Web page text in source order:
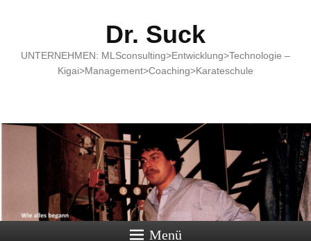
Dr. Suck
UNTERNEHMEN: MLSconsulting>Entwicklung>Technologie –
Kigai>Management>Coaching>Karateschule
Menü